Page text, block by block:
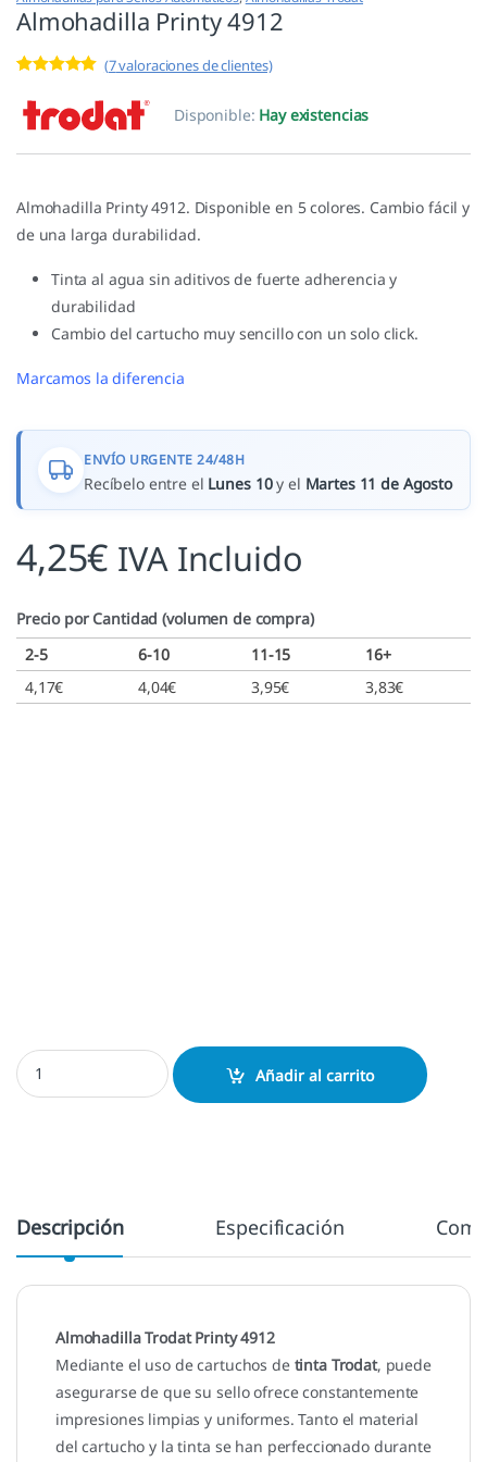
Almohadilla Printy 4912
5.00
base a
valoracione
(7valoraciones de clientes)
Disponible: Hay existencias
Almohadilla Printy 4912. Disponible en 5 colores. Cambio fácil y
de una larga durabilidad.
Tinta al agua sin aditivos de fuerte adherencia y
durabilidad
Cambio del cartucho muy sencillo con un solo click.
Marcamos la diferencia
ENVÍO URGENTE 24/48H
Recíbelo entre el Lunes 10y el Martes 11 de Agosto
4,25€ IVA Incluido
Precio por Cantidad (volumen de compra)
2-5
6-10 11-15
16+
4,17€ 4,04€ 3,95€ 3,83€
Almohadilla Printy 4912 cantidad
Añadir al carrito
Descripción Especificación
Almohadilla Trodat Printy 4912
Mediante el uso de cartuchos de tinta Trodat, puede
asegurarse de que su sello ofrece constantemente
impresiones limpias y uniformes. Tanto el material
del cartucho y la tinta se han perfeccionado durante